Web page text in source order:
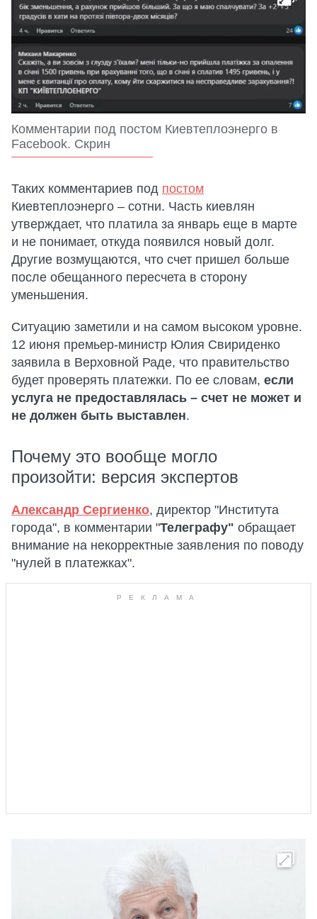
Комментарии под постом Киевтеплоэнерго в
Facebook. Скрин
Таких комментариев под постом
Киевтеплоэнерго – сотни. Часть киевлян
утверждает, что платила за январь еще в марте
и не понимает, откуда появился новый долг.
Другие возмущаются, что счет пришел больше
после обещанного пересчета в сторону
уменьшения.
Ситуацию заметили и на самом высоком уровне.
12 июня премьер-министр Юлия Свириденко
заявила в Верховной Раде, что правительство
будет проверять платежки. По ее словам, если
услуга не предоставлялась – счет не может и
не должен быть выставлен.
Почему это вообще могло
произойти: версия экспертов
Александр Сергиенко, директор "Института
города", в комментарии "Телеграфу" обращает
внимание на некорректные заявления по поводу
"нулей в платежках".